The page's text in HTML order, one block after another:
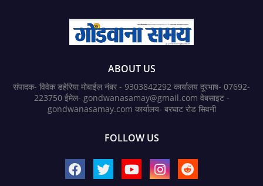
ABOUT US
संपादक- विवेक डहेरिया मोबाईल नंबर - 9303842292 कार्यालय दूरभाष- 07692-
223750 ईमेल- gondwanasamay@gmail.com वेबसाइट -
gondwanasamay.com कार्यालय- बरघाट रोड सिवनी
FOLLOW US